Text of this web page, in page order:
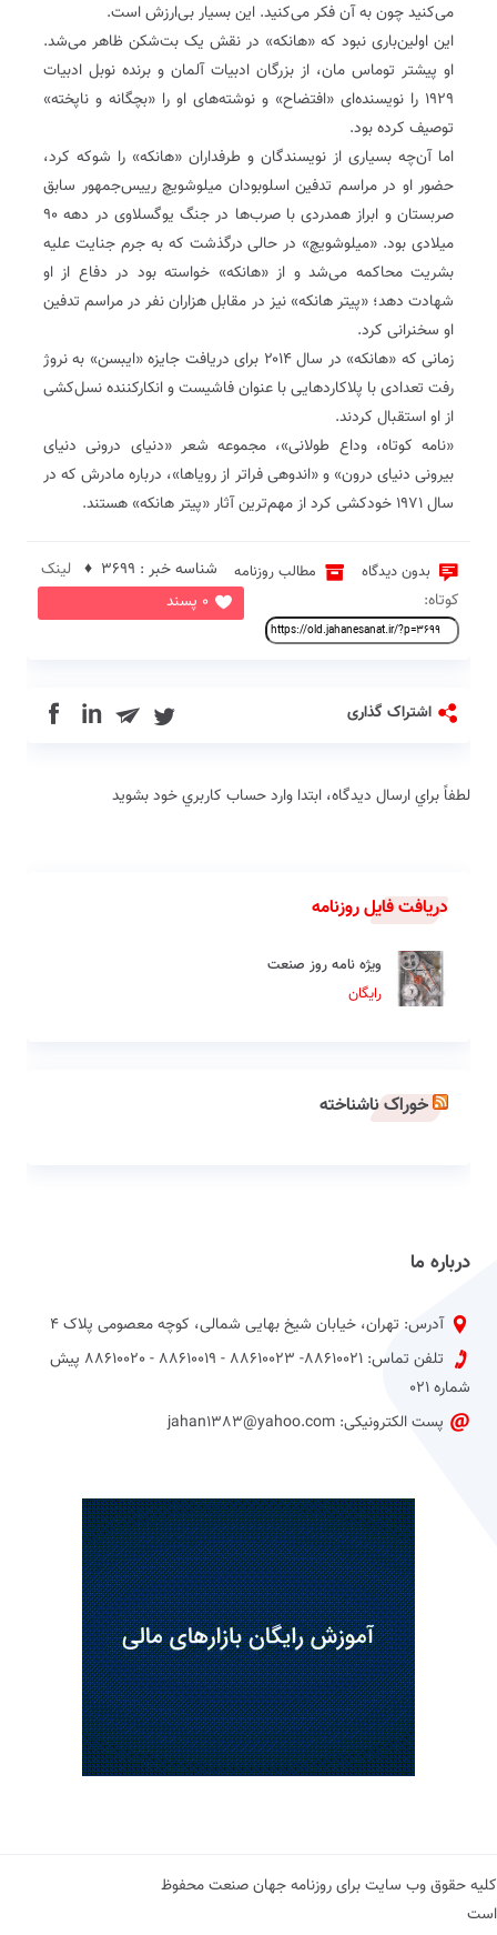
می‌کنید چون به آن فکر می‌کنید. این بسیار بی‌ارزش است.
این اولین‌باری نبود که «هانکه» در نقش یک بت‌شکن ظاهر می‌شد.
او پیشتر ‌توماس مان‌، از بزرگان ادبیات آلمان و برنده نوبل ادبیات
۱۹۲۹ را نویسنده‌ای «افتضاح» و نوشته‌های او را «بچگانه و ناپخته»
توصیف کرده بود.
اما آن‌چه بسیاری از نویسندگان و طرفداران «هانکه» را شوکه کرد،
حضور او در مراسم تدفین ‌اسلوبودان میلوشویچ‌ رییس‌جمهور سابق
صربستان و ابراز همدردی با صرب‌ها در جنگ یوگسلاوی در دهه ۹۰
میلادی بود. «میلوشویچ» در حالی درگذشت که به جرم جنایت علیه
بشریت محاکمه می‌شد و از «هانکه» خواسته بود در دفاع از او
شهادت دهد؛ «پیتر‌ هانکه» نیز در مقابل هزاران نفر در مراسم تدفین
او سخنرانی کرد.
زمانی که «هانکه» در سال ۲۰۱۴ برای دریافت جایزه «ایبسن» به نروژ
رفت تعدادی با پلاکاردهایی با عنوان فاشیست و انکارکننده نسل‌کشی
از او استقبال کردند.
«نامه کوتاه، وداع طولانی»، مجموعه شعر «دنیای درونی دنیای
بیرونی دنیای درون» و «اندوهی فراتر از رویاها»، درباره مادرش که در
سال ۱۹۷۱ خودکشی کرد از مهم‌ترین آثار «پیتر ‌هانکه» هستند.
بدون دیدگاه مطالب روزنامه
0 پسند
شناسه خبر : 3699 ♦
لینک
کوتاه:
اشتراک گذاری in
لطفاً براي ارسال دیدگاه، ابتدا وارد حساب كاربري خود بشويد
دریافت فایل روزنامه
ویژه نامه روز صنعت
رایگان
خوراک ناشناخته
درباره ما
آدرس: تهران، خیابان شیخ بهایی شمالی، کوچه معصومی پلاک 4
تلفن تماس: 88610021- 88610023 - 88610019 - 88610020 پیش
شماره 021
پست الکترونیکی: jahan1383@yahoo.com
کلیه حقوق وب سایت برای روزنامه جهان صنعت محفوظ
است